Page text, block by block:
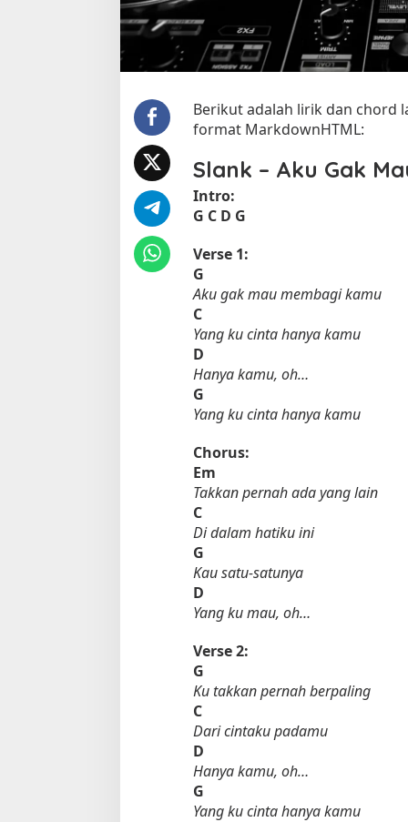
n
k
Berikut adalah lirik dan chord
format MarkdownHTML:
Slank – Aku Gak
Intro:
G C D G
Verse 1:
G
Aku gak mau membagi kamu
C
Yang ku cinta hanya kamu
D
Hanya kamu, oh…
G
Yang ku cinta hanya kamu
Chorus:
Em
Takkan pernah ada yang lain
C
Di dalam hatiku ini
G
Kau satu-satunya
D
Yang ku mau, oh…
Verse 2:
G
Ku takkan pernah berpaling
C
Dari cintaku padamu
D
Hanya kamu, oh…
G
Yang ku cinta hanya kamu
Tempat Makan All You Can Eat di
3 Januari 2025
Di Daerah, Jambi, Travel